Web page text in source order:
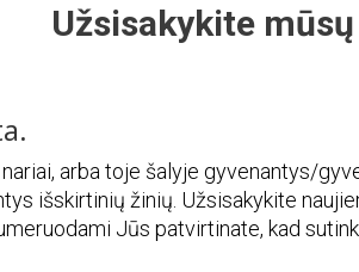
Užsisakykite
arba toje šalyje gyvenantys/
išskirtinių žinių. Užsisakykite
Jūs patvirtinate, kad